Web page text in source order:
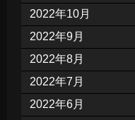
2022年10月
2022年9月
2022年8月
2022年7月
2022年6月